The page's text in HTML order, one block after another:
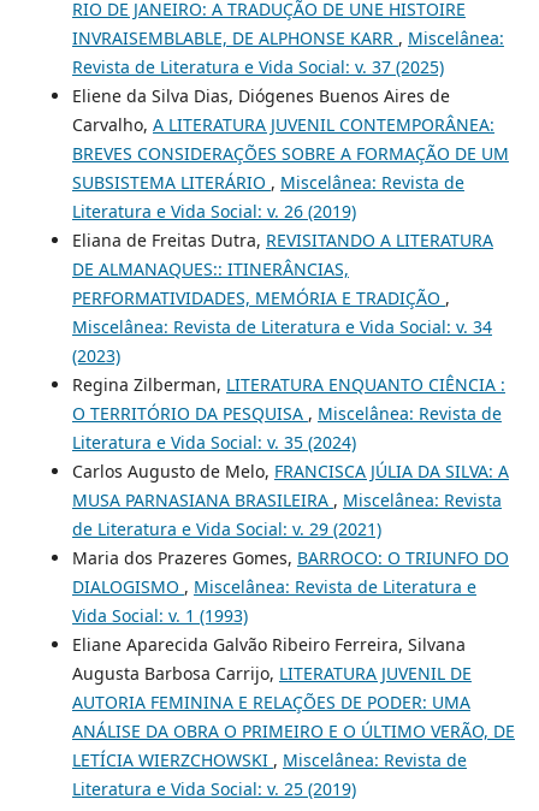
RIO DE JANEIRO: A TRADUÇÃO DE UNE HISTOIRE
INVRAISEMBLABLE, DE ALPHONSE KARR , Miscelânea:
Revista de Literatura e Vida Social: v. 37 (2025)
Eliene da Silva Dias, Diógenes Buenos Aires de
Carvalho, A LITERATURA JUVENIL CONTEMPORÂNEA:
BREVES CONSIDERAÇÕES SOBRE A FORMAÇÃO DE UM
SUBSISTEMA LITERÁRIO , Miscelânea: Revista de
Literatura e Vida Social: v. 26 (2019)
Eliana de Freitas Dutra, REVISITANDO A LITERATURA
DE ALMANAQUES:: ITINERÂNCIAS,
PERFORMATIVIDADES, MEMÓRIA E TRADIÇÃO ,
Miscelânea: Revista de Literatura e Vida Social: v. 34
(2023)
Regina Zilberman, LITERATURA ENQUANTO CIÊNCIA :
O TERRITÓRIO DA PESQUISA , Miscelânea: Revista de
Literatura e Vida Social: v. 35 (2024)
Carlos Augusto de Melo, FRANCISCA JÚLIA DA SILVA: A
MUSA PARNASIANA BRASILEIRA , Miscelânea: Revista
de Literatura e Vida Social: v. 29 (2021)
Maria dos Prazeres Gomes, BARROCO: O TRIUNFO DO
DIALOGISMO , Miscelânea: Revista de Literatura e
Vida Social: v. 1 (1993)
Eliane Aparecida Galvão Ribeiro Ferreira, Silvana
Augusta Barbosa Carrijo, LITERATURA JUVENIL DE
AUTORIA FEMININA E RELAÇÕES DE PODER: UMA
ANÁLISE DA OBRA O PRIMEIRO E O ÚLTIMO VERÃO, DE
LETÍCIA WIERZCHOWSKI , Miscelânea: Revista de
Literatura e Vida Social: v. 25 (2019)